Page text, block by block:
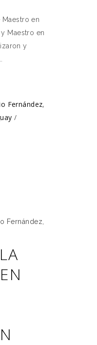
en
y Maestro en
y
Fernández,
Fernández